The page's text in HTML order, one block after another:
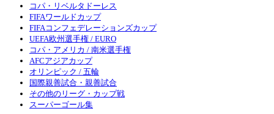
コパ・リベルタドーレス
FIFAワールドカップ
FIFAコンフェデレーションズカップ
UEFA欧州選手権 / EURO
コパ・アメリカ / 南米選手権
AFCアジアカップ
オリンピック / 五輪
国際親善試合・親善試合
その他のリーグ・カップ戦
スーパーゴール集